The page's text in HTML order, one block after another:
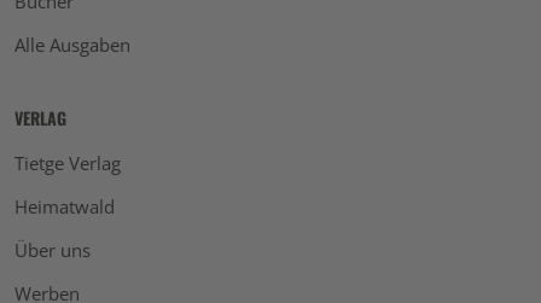
Alle Ausgaben
VERLAG
Tietge Verlag
Heimatwald
Über uns
Werben